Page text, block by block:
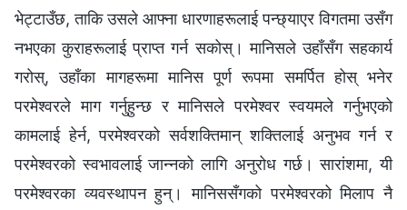
भेट्टाउँछ, ताकि उसले आफ्‍ना धारणाहरूलाई पन्छ्याएर विगतमा उसँग
नभएका कुराहरूलाई प्राप्त गर्न सकोस्। मानिसले उहाँसँग सहकार्य
गरोस्, उहाँका मागहरूमा मानिस पूर्ण रूपमा समर्पित होस् भनेर
परमेश्‍वरले माग गर्नुहुन्छ र मानिसले परमेश्‍वर स्वयमले गर्नुभएको
कामलाई हेर्न, परमेश्‍वरको सर्वशक्तिमान्‌ शक्तिलाई अनुभव गर्न र
परमेश्‍वरको स्वभावलाई जान्‍नको लागि अनुरोध गर्छ। सारांशमा, यी
परमेश्‍वरका व्यवस्थापन हुन्। मानिससँगको परमेश्‍वरको मिलाप नै